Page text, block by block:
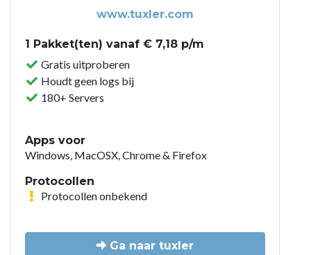
www.tuxler.com
1 Pakket(ten) vanaf € 7,18 p/m
Gratis uitproberen
Houdt geen logs bij
180+ Servers
Apps voor
Windows, MacOSX, Chrome & Firefox
Protocollen
Protocollen onbekend
Ga naar tuxler